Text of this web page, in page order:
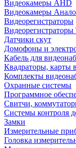
Видеокамеры AHD
Видеокамеры
Видеорегистраторы
Видеорегистраторы
Датчики скут
Домофоны и
Кабель для
Квадраторы, карты
Комплекты
Охранные системы
Программное
Свитчи,
Системы контроля
Замки
Измерительные
Головка